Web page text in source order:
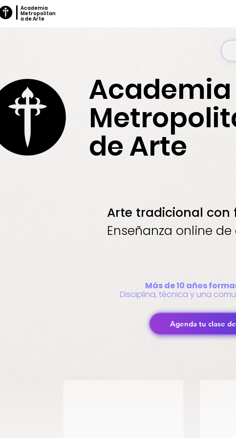
Academia
Metropolitan
a de Arte
Academia
de Arte
Arte tradicional con
Enseñanza online
Más de 10 años
Disciplina, técnica y una
Agenda tu clase